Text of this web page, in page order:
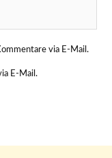
via E-Mail.
E-Mail.